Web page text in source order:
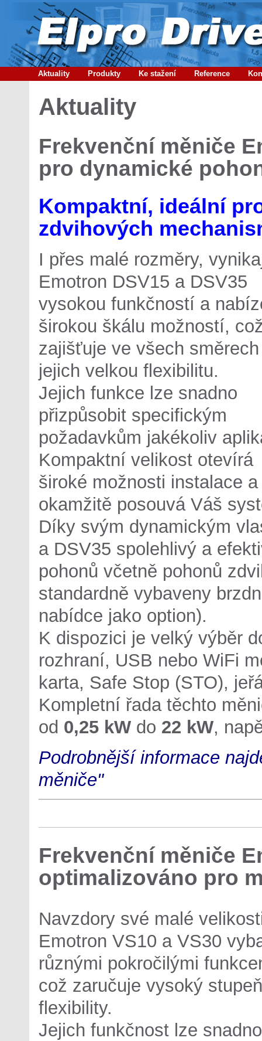
Aktuality Produkty Ke stažení Reference
Aktuality
Frekvenční měniče
pro dynamické
Kompaktní, ideální
zdvihových
I přes malé rozměry,
Emotron DSV15 a DSV35
vysokou funkčností a
širokou škálu možností,
zajišťuje ve všech směrech
jejich velkou flexibilitu.
Jejich funkce lze snadno
přizpůsobit specifickým
požadavkům jakékoliv
Kompaktní velikost otevírá
široké možnosti instalace
okamžitě posouvá Váš
Díky svým dynamickým
a DSV35 spolehlivý a
pohonů včetně pohonů
standardně vybaveny
nabídce jako option).
K dispozici je velký výběr
rozhraní, USB nebo WiFi
karta, Safe Stop (STO),
Kompletní řada těchto
od 0,25 kW do 22 kW,
Podrobnější informace
měniče"
Frekvenční měniče
optimalizováno pro
Navzdory své malé
Emotron VS10 a VS30
různými pokročilými
což zaručuje vysoký stupeň
flexibility.
Jejich funkčnost lze snadno